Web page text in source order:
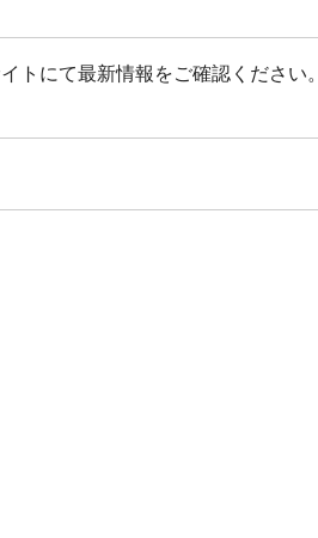
トにて最新情報をご確認ください。